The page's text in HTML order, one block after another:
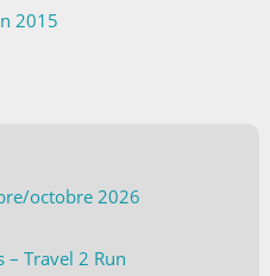
2015
octobre 2026
Travel 2 Run